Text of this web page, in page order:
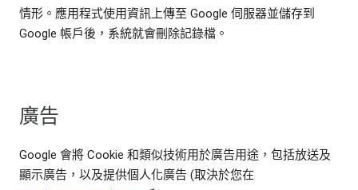
情形。應用程式使用資訊上傳至 Google 伺服器並儲存到
Google 帳戶後，系統就會刪除記錄檔。
廣告
Google 會將 Cookie 和類似技術用於廣告用途，包括放送及
顯示廣告，以及提供個人化廣告 (取決於您在